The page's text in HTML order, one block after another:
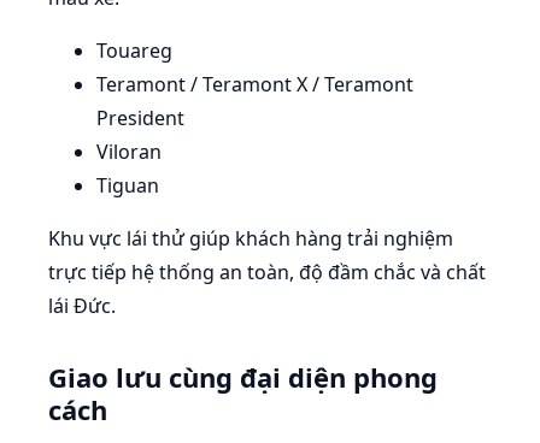
Touareg
Teramont / Teramont X / Teramont
President
Viloran
Tiguan
Khu vực lái thử giúp khách hàng trải nghiệm
trực tiếp hệ thống an toàn, độ đầm chắc và chất
lái Đức.
Giao lưu cùng đại diện phong
cách